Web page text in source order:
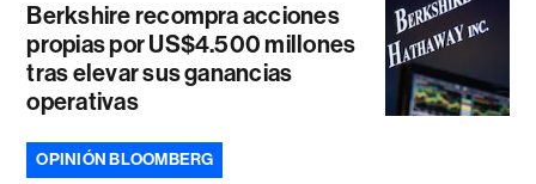
Berkshire recompra acciones
propias por US$4.500 millones
tras elevar sus ganancias
operativas
OPINIÓN BLOOMBERG